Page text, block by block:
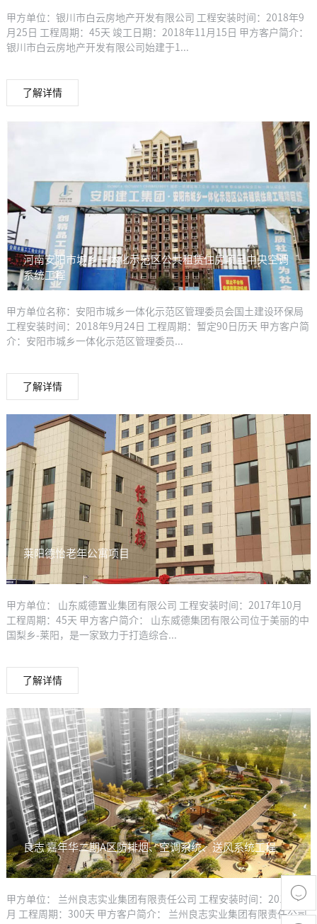
甲方单位：银川市白云房地产开发有限公司 工程安装时间：2018年9
月25日 工程周期：45天 竣工日期：2018年11月15日 甲方客户简介：
银川市白云房地产开发有限公司始建于1...
了解详情
河南安阳市城乡一体化示范区公共租赁住房项目中央空调
系统工程
甲方单位名称：安阳市城乡一体化示范区管理委员会国土建设环保局
工程安装时间：2018年9月24日 工程周期：暂定90日历天 甲方客户简
介：安阳市城乡一体化示范区管理委员...
了解详情
莱阳德怡老年公寓项目
甲方单位： 山东威德置业集团有限公司 工程安装时间：2017年10月
工程周期：45天 甲方客户简介： 山东威德集团有限公司位于美丽的中
国梨乡-莱阳，是一家致力于打造综合...
了解详情
良志 嘉年华二期A区防排烟、空调系统、送风系统工程
甲方单位： 兰州良志实业集团有限责任公司 工程安装时间：2016年3
月 工程周期：300天 甲方客户简介： 兰州良志实业集团有限责任公司
